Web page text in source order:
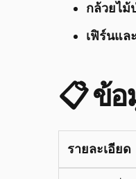
กล้วยไม้
เฟิร์นแล
📋 ข้
รายละเอียด